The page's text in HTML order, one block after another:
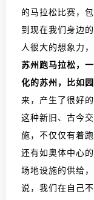
的马拉松比赛，
到现在我们身边
人很大的想象力
苏州跑马拉松，
化的苏州，比如
来，产生了很好
这种新旧、古今
施，不仅仅有着
还有如奥体中心
场地设施的供给
说，我们在自己